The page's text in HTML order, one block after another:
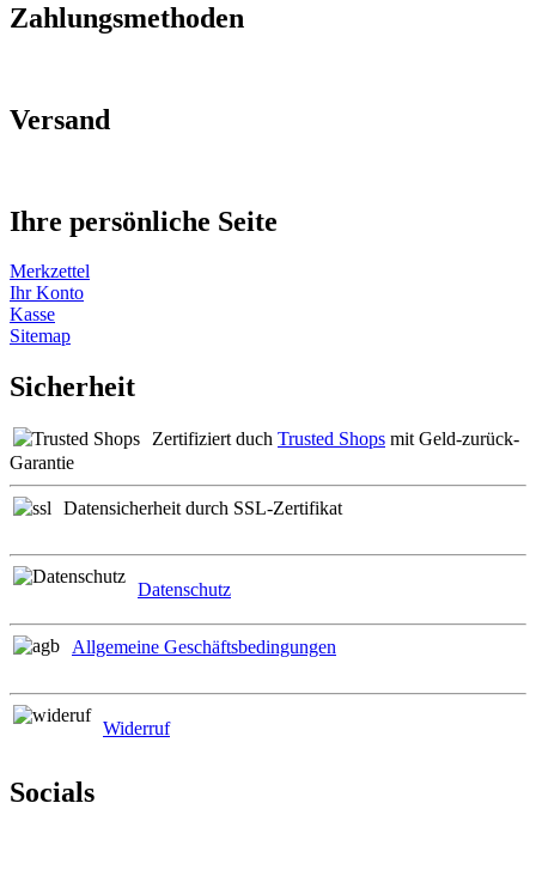
Zahlungsmethoden
Versand
Ihre persönliche Seite
Merkzettel
Ihr Konto
Kasse
Sitemap
Sicherheit
Zertifiziert duch Trusted Shops mit Geld-zurück-
Garantie
Datensicherheit durch SSL-Zertifikat
Datenschutz
Allgemeine Geschäftsbedingungen
Widerruf
Socials